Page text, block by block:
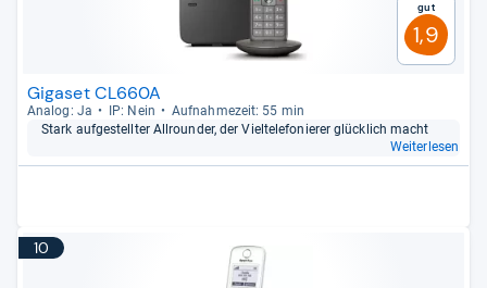
Gut
1,9
Gigaset CL660A
Ana­log: Ja IP: Nein
Auf­nah­me­zeit: 55 min
Stark auf­ge­stell­ter All­roun­der, der Viel­te­le­fo­nie­rer glück­lich macht
Weiterlesen
10